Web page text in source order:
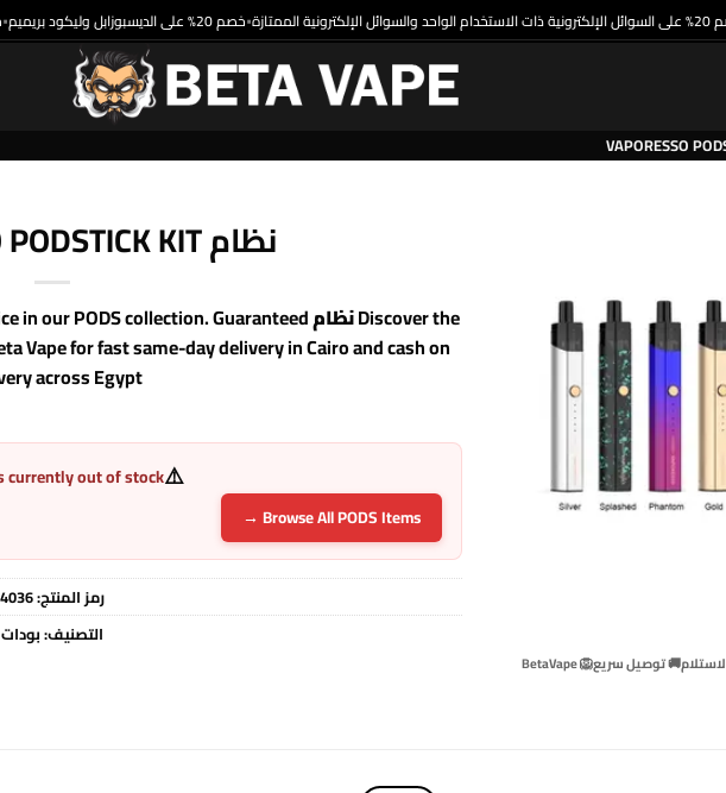
خصم 20% على السوائل الإلكترونية ذات الاستخدام الواحد والسوائل الإلكترونية الممتازة •خصم 20% على الديسبوزابل وليكود بريميم
🚚 توصيل سريع🦁 BetaVape
نظام VAPORESSO PODSTICK KIT
Discover theنظام VAPORESSO PODSTICK KITin our PODS collection. Guaranteed
Vape for fast same-day delivery in Cairo and cash on
across Egypt.
⚠️
currently out of stock
Browse All PODS Items →
رمز المنتج:4036
التصنيف:بودات